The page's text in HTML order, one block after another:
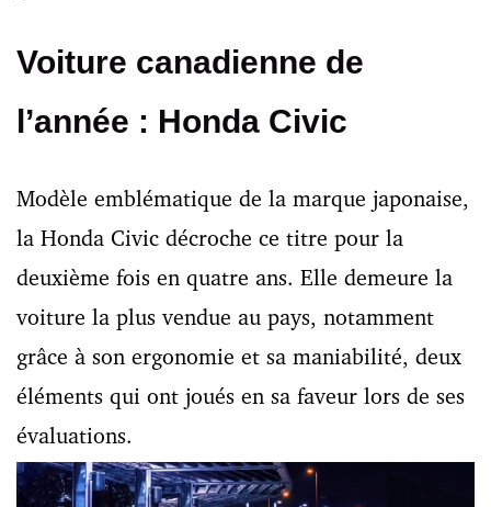
Voiture canadienne de
l’année : Honda Civic
Modèle emblématique de la marque japonaise,
la Honda Civic décroche ce titre pour la
deuxième fois en quatre ans. Elle demeure la
voiture la plus vendue au pays, notamment
grâce à son ergonomie et sa maniabilité, deux
éléments qui ont joués en sa faveur lors de ses
évaluations.